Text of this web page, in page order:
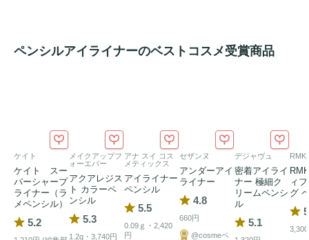
ペンシルアイライナーのベストコスメ受賞商品
ケイト
ケイト スー
パーシャープ
ライナー（ラ
メペンシル）
5.2
メイクアップフ
ォーエバー
アクアレジス
ト カラーペ
ンシル
5.3
1.2g・3,740円
アナ スイ コス
メティックス
アイライナー
ペンシル
5.5
0.09ｇ・2,420
円
セザンヌ
アンダーアイ
ライナー
4.8
660円
@cosmeベ
デジャヴュ
密着アイライ
ナー 極細ク
リームペンシ
ル
5.1
RMK
ィ
グ